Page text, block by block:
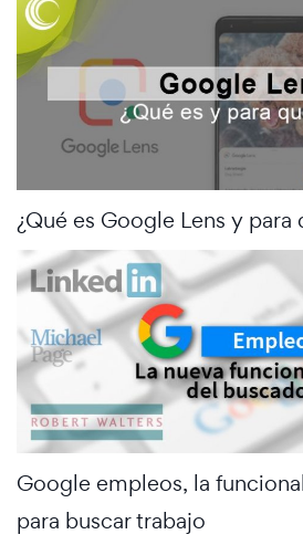
¿Qué es Google Lens y para
Google empleos, la
para buscar trabajo